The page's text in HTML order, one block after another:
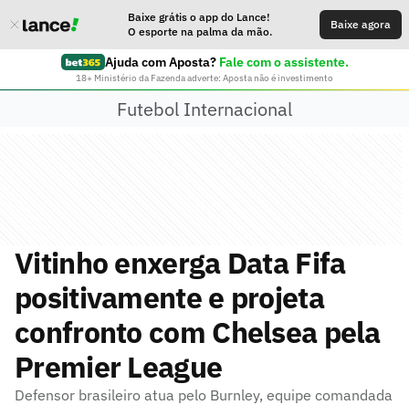
Baixe grátis o app do Lance!
O esporte na palma da mão.
Baixe agora
Ajuda com Aposta? Fale com o assistente.
18+ Ministério da Fazenda adverte: Aposta não é investimento
Futebol Internacional
Vitinho enxerga Data Fifa
positivamente e projeta
confronto com Chelsea pela
Premier League
Defensor brasileiro atua pelo Burnley, equipe comandada